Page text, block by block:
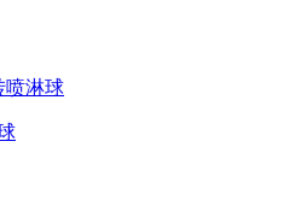
喷淋球